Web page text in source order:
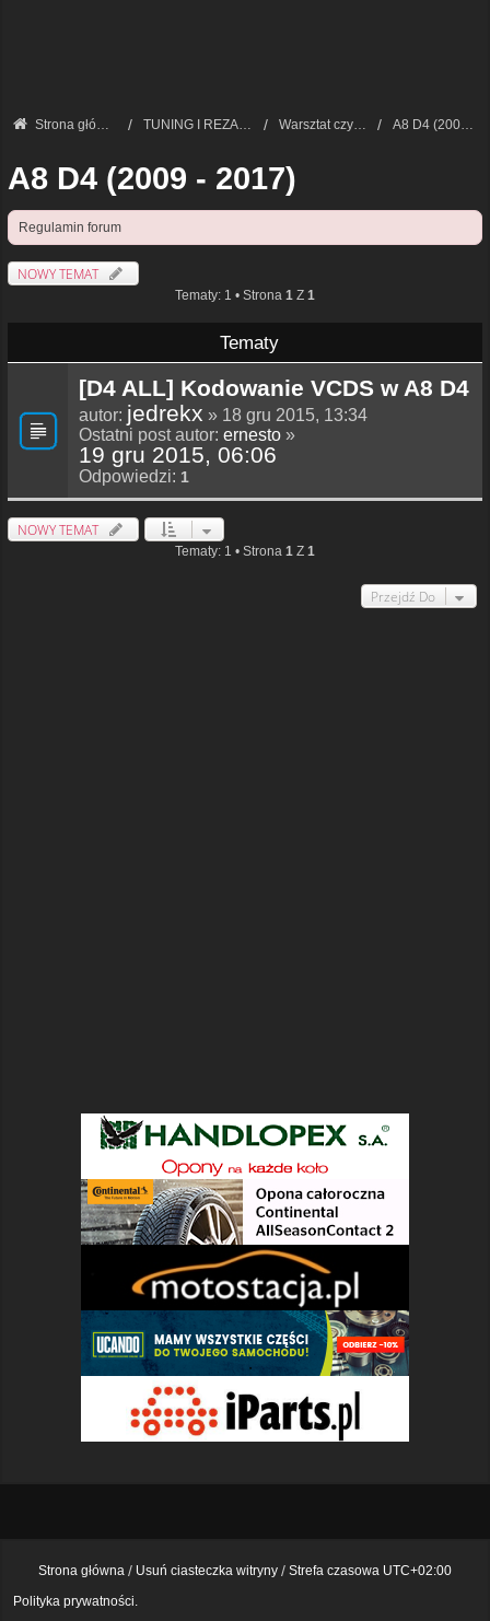
Strona główna TUNING I REZANIE AUDI A8 Warsztat czyli zrób to sam A8 D4 (2009 - 2017)
A8 D4 (2009 - 2017)
Regulamin forum
NOWY TEMAT
Tematy: 1 • Strona 1 Z 1
Tematy
[D4 ALL] Kodowanie VCDS w A8 D4
autor: jedrekx » 18 gru 2015, 13:34
Ostatni post autor: ernesto »
19 gru 2015, 06:06
Odpowiedzi: 1
NOWY TEMAT
Tematy: 1 • Strona 1 Z 1
Przejdź Do
Strona główna Usuń ciasteczka witryny Strefa czasowa UTC+02:00
Polityka prywatności.